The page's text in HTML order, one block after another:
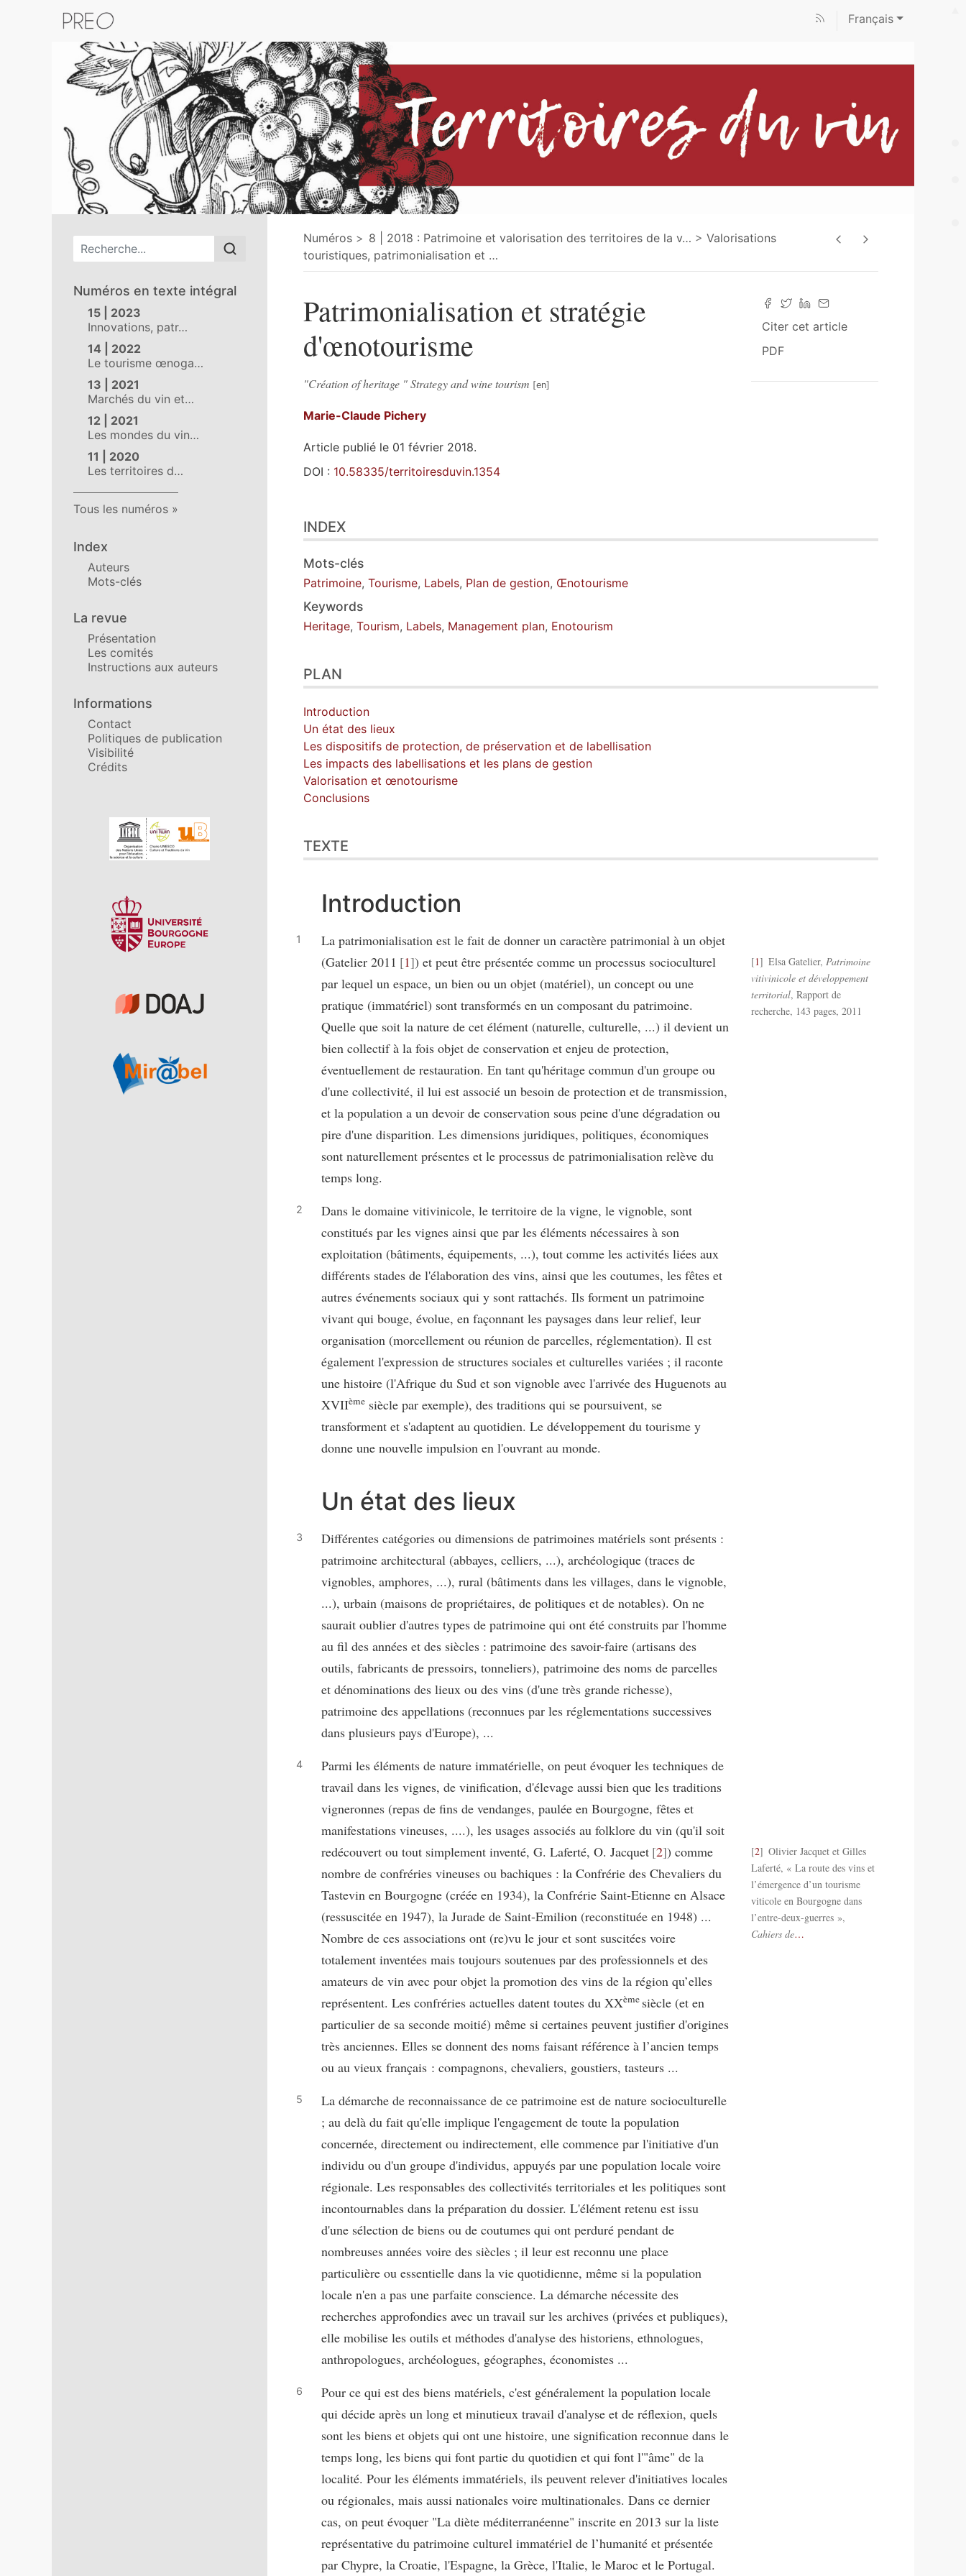
Français
Menu principal
Numéros en texte intégral
15 | 2023
Innovations, patr…
14 | 2022
Le tourisme œnoga…
13 | 2021
Marchés du vin et…
12 | 2021
Les mondes du vin…
11 | 2020
Les territoires d…
Tous les numéros
Index
Auteurs
Mots-clés
La revue
Présentation
Les comités
Instructions aux auteurs
Informations
Contact
Politiques de publication
Visibilité
Crédits
Affiliations/partenaires
Numéros 8 | 2018 : Patrimoine et valorisation des territoires de la v…
Valorisations
touristiques, patrimonialisation et …
Citer cet article
PDF
Patrimonialisation et stratégie
d'œnotourisme
"Création of heritage " Strategy and wine tourism
Marie-Claude Pichery
Article publié le 01 février 2018.
DOI : 10.58335/territoiresduvin.1354
Plan
Texte
Notes
Citer cet article
INDEX
Mots-clés
Patrimoine, Tourisme, Labels, Plan de gestion, Œnotourisme
Keywords
Heritage, Tourism, Labels, Management plan, Enotourism
PLAN
Introduction
Un état des lieux
Les dispositifs de protection, de préservation et de labellisation
Les impacts des labellisations et les plans de gestion
Valorisation et œnotourisme
Conclusions
TEXTE
Introduction
La patrimonialisation est le fait de donner un caractère patrimonial à un objet
(Gatelier 2011 1 ) et peut être présentée comme un processus socioculturel
par lequel un espace, un bien ou un objet (matériel), un concept ou une
pratique (immatériel) sont transformés en un composant du patrimoine.
Quelle que soit la nature de cet élément (naturelle, culturelle, ...) il devient un
bien collectif à la fois objet de conservation et enjeu de protection,
éventuellement de restauration. En tant qu'héritage commun d'un groupe ou
d'une collectivité, il lui est associé un besoin de protection et de transmission,
et la population a un devoir de conservation sous peine d'une dégradation ou
pire d'une disparition. Les dimensions juridiques, politiques, économiques
sont naturellement présentes et le processus de patrimonialisation relève du
temps long.
Dans le domaine vitivinicole, le territoire de la vigne, le vignoble, sont
constitués par les vignes ainsi que par les éléments nécessaires à son
exploitation (bâtiments, équipements, ...), tout comme les activités liées aux
différents stades de l'élaboration des vins, ainsi que les coutumes, les fêtes et
autres événements sociaux qui y sont rattachés. Ils forment un patrimoine
vivant qui bouge, évolue, en façonnant les paysages dans leur relief, leur
organisation (morcellement ou réunion de parcelles, réglementation). Il est
également l'expression de structures sociales et culturelles variées ; il raconte
une histoire (l'Afrique du Sud et son vignoble avec l'arrivée des Huguenots au
XVIIème siècle par exemple), des traditions qui se poursuivent, se
transforment et s'adaptent au quotidien. Le développement du tourisme y
donne une nouvelle impulsion en l'ouvrant au monde.
Un état des lieux
Différentes catégories ou dimensions de patrimoines matériels sont présents :
patrimoine architectural (abbayes, celliers, ...), archéologique (traces de
vignobles, amphores, ...), rural (bâtiments dans les villages, dans le vignoble,
...), urbain (maisons de propriétaires, de politiques et de notables). On ne
saurait oublier d'autres types de patrimoine qui ont été construits par l'homme
au fil des années et des siècles : patrimoine des savoir-faire (artisans des
outils, fabricants de pressoirs, tonneliers), patrimoine des noms de parcelles
et dénominations des lieux ou des vins (d'une très grande richesse),
patrimoine des appellations (reconnues par les réglementations successives
dans plusieurs pays d'Europe), ...
Parmi les éléments de nature immatérielle, on peut évoquer les techniques de
travail dans les vignes, de vinification, d'élevage aussi bien que les traditions
vigneronnes (repas de fins de vendanges, paulée en Bourgogne, fêtes et
manifestations vineuses, ....), les usages associés au folklore du vin (qu'il soit
redécouvert ou tout simplement inventé, G. Laferté, O. Jacquet 2 ) comme
nombre de confréries vineuses ou bachiques : la Confrérie des Chevaliers du
Tastevin en Bourgogne (créée en 1934), la Confrérie Saint-Etienne en Alsace
(ressuscitée en 1947), la Jurade de Saint-Emilion (reconstituée en 1948) ...
Nombre de ces associations ont (re)vu le jour et sont suscitées voire
totalement inventées mais toujours soutenues par des professionnels et des
amateurs de vin avec pour objet la promotion des vins de la région qu’elles
représentent. Les confréries actuelles datent toutes du XXème siècle (et en
particulier de sa seconde moitié) même si certaines peuvent justifier d'origines
très anciennes. Elles se donnent des noms faisant référence à l’ancien temps
ou au vieux français : compagnons, chevaliers, goustiers, tasteurs ...
La démarche de reconnaissance de ce patrimoine est de nature socioculturelle
; au delà du fait qu'elle implique l'engagement de toute la population
concernée, directement ou indirectement, elle commence par l'initiative d'un
individu ou d'un groupe d'individus, appuyés par une population locale voire
régionale. Les responsables des collectivités territoriales et les politiques sont
incontournables dans la préparation du dossier. L'élément retenu est issu
d'une sélection de biens ou de coutumes qui ont perduré pendant de
nombreuses années voire des siècles ; il leur est reconnu une place
particulière ou essentielle dans la vie quotidienne, même si la population
locale n'en a pas une parfaite conscience. La démarche nécessite des
recherches approfondies avec un travail sur les archives (privées et publiques),
elle mobilise les outils et méthodes d'analyse des historiens, ethnologues,
anthropologues, archéologues, géographes, économistes ...
Pour ce qui est des biens matériels, c'est généralement la population locale
qui décide après un long et minutieux travail d'analyse et de réflexion, quels
sont les biens et objets qui ont une histoire, une signification reconnue dans le
temps long, les biens qui font partie du quotidien et qui font l'"âme" de la
localité. Pour les éléments immatériels, ils peuvent relever d'initiatives locales
ou régionales, mais aussi nationales voire multinationales. Dans ce dernier
cas, on peut évoquer "La diète méditerranéenne" inscrite en 2013 sur la liste
représentative du patrimoine culturel immatériel de l’humanité et présentée
par Chypre, la Croatie, l'Espagne, la Grèce, l'Italie, le Maroc et le Portugal.
1 Elsa Gatelier, Patrimoine
vitivinicole et développement
territorial, Rapport de
recherche, 143 pages, 2011
2
Olivier Jacquet et Gilles
Laferté, « La route des vins et
l’émergence d’un tourisme
viticole en Bourgogne dans
l’entre-deux-guerres »,
Cahiers de…